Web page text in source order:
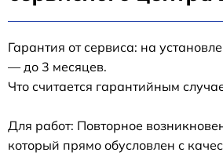
Гарантия от сервиса: на
— до 3 месяцев.
Что считается гарантийным
Для работ: Повторное
который прямо обусловлен с